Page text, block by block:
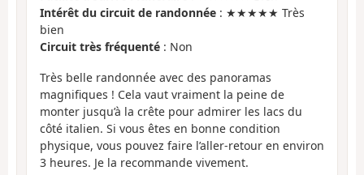
Intérêt du circuit de randonnée : ★★★★★ Très
bien
Circuit très fréquenté : Non
Très belle randonnée avec des panoramas
magnifiques ! Cela vaut vraiment la peine de
monter jusqu’à la crête pour admirer les lacs du
côté italien. Si vous êtes en bonne condition
physique, vous pouvez faire l’aller-retour en environ
3 heures. Je la recommande vivement.